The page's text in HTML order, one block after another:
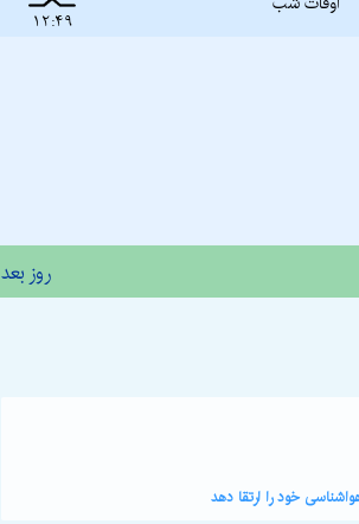
12:49
روز بعد
خود را ارتقا دهد